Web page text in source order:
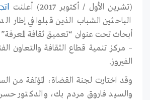
(تشرين الأول / أكتوبر 2017) أعلنت
الباحثين الشباب الذين قبلوا في إطار
أبحاث تحت عنوان “تعميق ثقافة
– مركز تنمية قطاع الثقافة والتعاون
الفيروز.
وقد اختارت لجنة القضاة، المؤلفة من